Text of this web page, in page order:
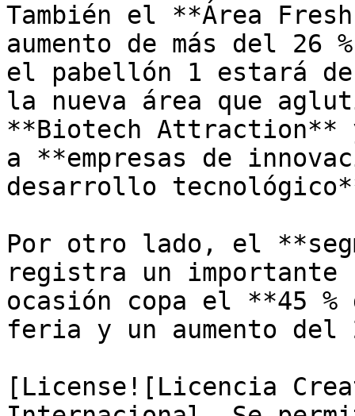
También el **Área
aumento de más del 26
el pabellón 1 estará
la nueva área que
**Biotech Attraction**
a **empresas de
desarrollo
Por otro lado, el
registra un importante
ocasión copa el **45
feria y un aumento
[License![Licencia